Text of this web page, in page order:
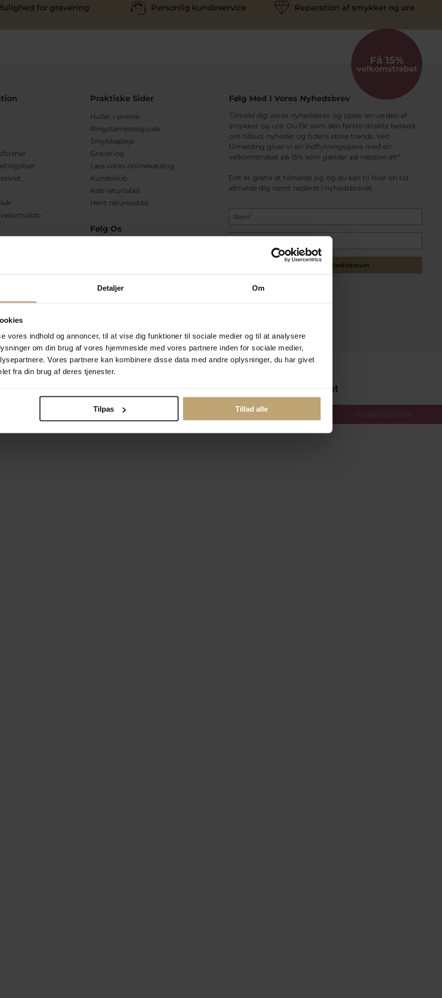
Detaljer Om
vores indhold og annoncer, til at vise dig funktioner til sociale medier og til at analysere
om din brug af vores hjemmeside med vores partnere inden for sociale medier,
Vores partnere kan kombinere disse data med andre oplysninger, du har givet
fra din brug af deres tjenester.
Tilpas Tillad alle
for gravering Personlig kundeservice Reparation af smykker og ure
Praktiske Sider
Huller i ørerne
Ringstørrelsesguide
Smykkepleje
Gravering
Læs vores onlinekatalog
Kundeklub
Køb returlabel
Hent returseddel
Følg Os
Få 15%
velkomstrabat
Følg Med I Vores Nyhedsbrev
Tilmeld dig vores nyhedsbrev og oplev en verden af
smykker og ure. Du får som den første direkte besked
om tilbud, nyheder og tidens store trends. Ved
tilmelding giver vi en indflytningsgave med en
velkomstrabat på 15% som gælder på næsten alt*.
Det er gratis at tilmelde sig og du kan til hver en tid
afmelde dig nemt nederst i nyhedsbrevet.
Tilmeld mig nyhedsbrevet
Betalingsmuligheder Sikker Og Tryg E-Handel
Ændr cookie-indstillinger Privatlivspolitik